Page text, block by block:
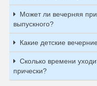
Может ли вечерняя
выпускного?
Какие детские
Сколько времени
прически?